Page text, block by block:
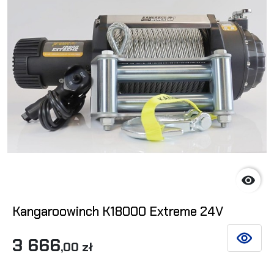

Kangaroowinch K18000 Extreme 24V
3 666,00 zł SIEHE